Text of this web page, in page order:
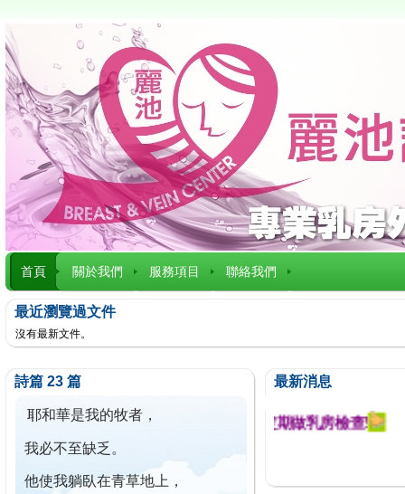
首頁 關於我們 服務項目 聯絡我們
最近瀏覽過文件
沒有最新文件。
詩篇 23 篇
耶和華是我的牧者，
我必不至缺乏。
他使我躺臥在青草地上，
最新消息
迄今已篩檢出1700位乳癌患者,提醒您定期做乳房檢查!